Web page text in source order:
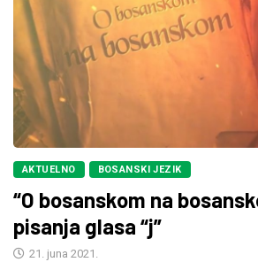
AKTUELNO BOSANSKI JEZIK
“O bosanskom na
pisanja glasa “j”
21. juna 2021.